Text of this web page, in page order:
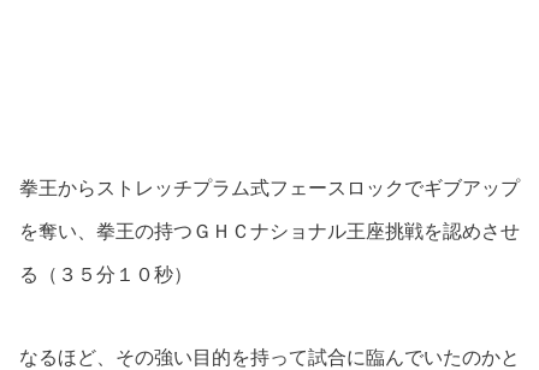
拳王からストレッチプラム式フェースロックでギブアップ
を奪い、拳王の持つＧＨＣナショナル王座挑戦を認めさせ
る（３５分１０秒）
なるほど、その強い目的を持って試合に臨んでいたのかと